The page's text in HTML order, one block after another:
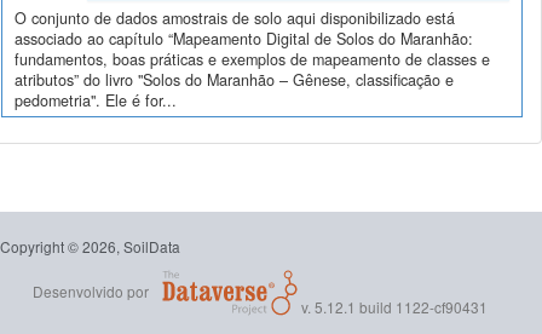
O conjunto de dados amostrais de solo aqui disponibilizado está
associado ao capítulo “Mapeamento Digital de Solos do Maranhão:
fundamentos, boas práticas e exemplos de mapeamento de classes e
atributos” do livro "Solos do Maranhão – Gênese, classificação e
pedometria". Ele é for...
Copyright © 2026, SoilData
Desenvolvido por
v. 5.12.1 build 1122-cf90431